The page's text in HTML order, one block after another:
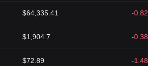
$64,335.41 -
$1,904.7 -
$72.89 -